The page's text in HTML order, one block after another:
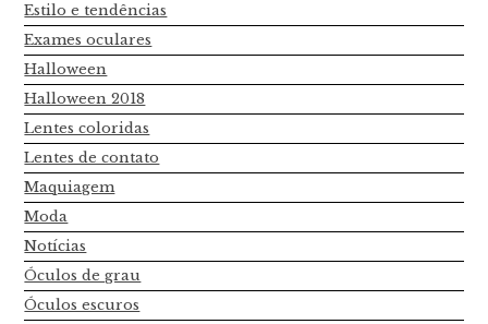
Estilo e tendências
Exames oculares
Halloween
Halloween 2018
Lentes coloridas
Lentes de contato
Maquiagem
Moda
Notícias
Óculos de grau
Óculos escuros